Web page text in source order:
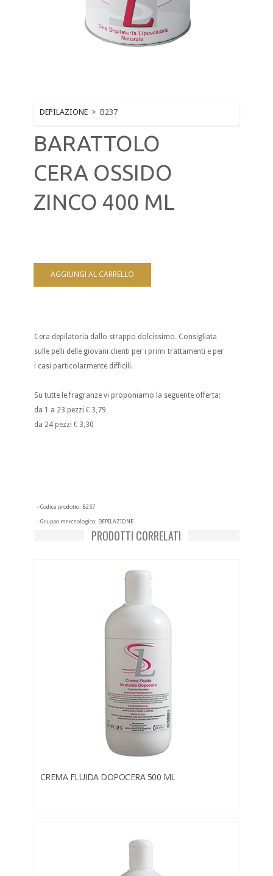
MAKE-UP E CIGLIA
MONOUSO ESTETICA
SOLARIUM
STRUMENTI TAGLIO E ACCESSORI MANICURE -
DEPILAZIONE> B237
Cera depilatoria dallo strappo dolcissimo. Consigliata
sulle pelli delle giovani clienti per i primi trattamenti e per
i casi particolarmente difficili.
Su tutte le fragranze vi proponiamo la seguente offerta:
da 1 a 23 pezzi € 3,79
da 24 pezzi € 3,30
BARATTOLO
CERA OSSIDO
ZINCO 400 ML
- Codice prodotto: B237
- Gruppo merceologico: DEPILAZIONE
PRODOTTI CORRELATI
CREMA FLUIDA DOPOCERA 500 ML